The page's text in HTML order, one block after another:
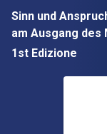
Sinn und
am Ausgang
1st Edizione